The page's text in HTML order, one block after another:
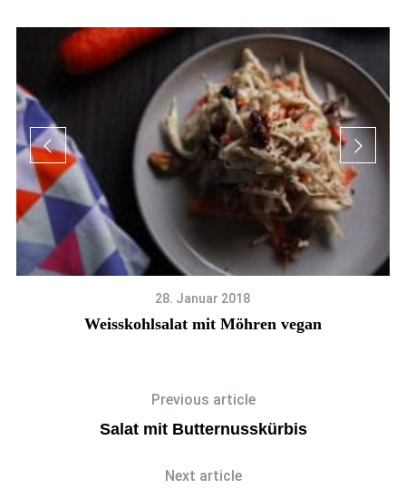
28. Januar 2018
Weisskohlsalat mit Möhren vegan
Previous article
Salat mit Butternusskürbis
Next article